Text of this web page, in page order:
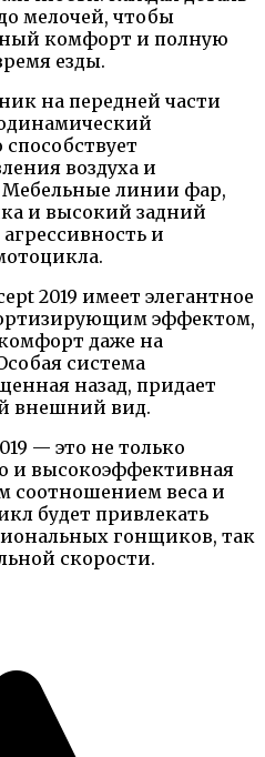
мелочей, чтобы
комфорт и полную
езды.
на передней части
воздуха и
линии фар,
и высокий задний
и
2019 имеет элегантное
эффектом,
даже на
система
назад, придает
внешний вид.
— это не только
и высокоэффективная
соотношением веса и
будет привлекать
гонщиков, так
скорости.